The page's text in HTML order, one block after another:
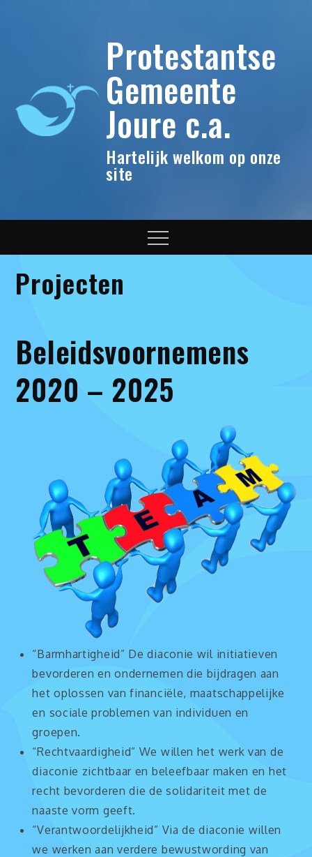
Protestantse
Gemeente
Joure c.a.
Hartelijk welkom op onze
site
Menu
Projecten
Beleidsvoornemens
2020 – 2025
“Barmhartigheid” De diaconie wil initiatieven
bevorderen en ondernemen die bijdragen aan
het oplossen van financiële, maatschappelijke
en sociale problemen van individuen en
groepen.
“Rechtvaardigheid” We willen het werk van de
diaconie zichtbaar en beleefbaar maken en het
recht bevorderen die de solidariteit met de
naaste vorm geeft.
“Verantwoordelijkheid” Via de diaconie willen
we werken aan verdere bewustwording van